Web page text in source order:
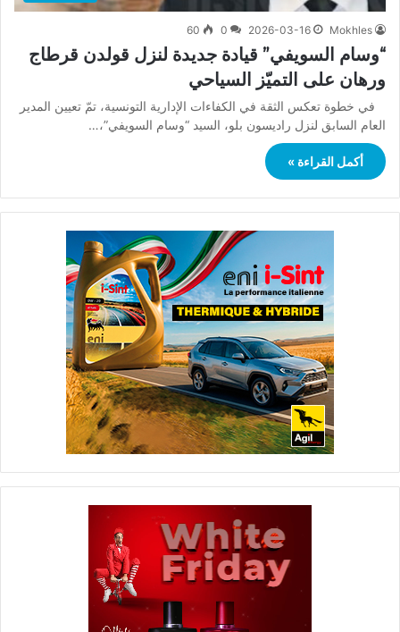
Mokhles
2026-03-16
0
60
“وسام السويفي” قيادة جديدة لنزل قولدن قرطاج
ورهان على التميّز السياحي
في خطوة تعكس الثقة في الكفاءات الإدارية التونسية، تمّ تعيين المدير
العام السابق لنزل راديسون بلو، السيد “وسام السويفي”،…
أكمل القراءة »